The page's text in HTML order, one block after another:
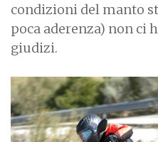
condizioni del manto
poca aderenza) non ci
giudizi.